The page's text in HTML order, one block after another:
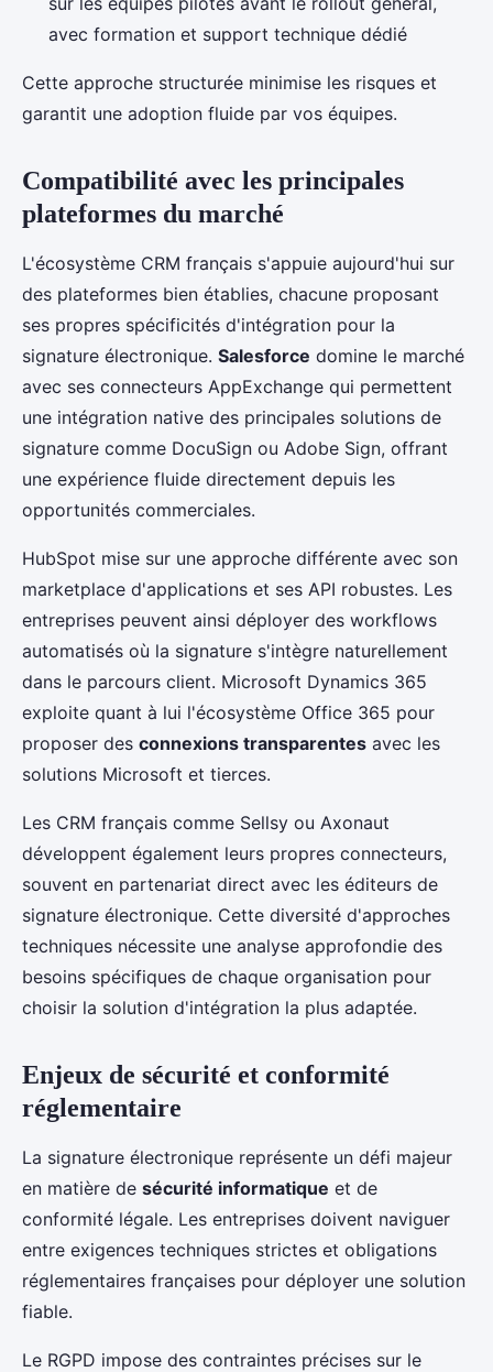
avec formation et support technique dédié
Cette approche structurée minimise les risques et
garantit une adoption fluide par vos équipes.
Compatibilité avec les principales
plateformes du marché
L'écosystème CRM français s'appuie aujourd'hui sur
des plateformes bien établies, chacune proposant
ses propres spécificités d'intégration pour la
signature électronique. Salesforce domine le marché
avec ses connecteurs AppExchange qui permettent
une intégration native des principales solutions de
signature comme DocuSign ou Adobe Sign, offrant
une expérience fluide directement depuis les
opportunités commerciales.
HubSpot mise sur une approche différente avec son
marketplace d'applications et ses API robustes. Les
entreprises peuvent ainsi déployer des workflows
automatisés où la signature s'intègre naturellement
dans le parcours client. Microsoft Dynamics 365
exploite quant à lui l'écosystème Office 365 pour
proposer des connexions transparentes avec les
solutions Microsoft et tierces.
Les CRM français comme Sellsy ou Axonaut
développent également leurs propres connecteurs,
souvent en partenariat direct avec les éditeurs de
signature électronique. Cette diversité d'approches
techniques nécessite une analyse approfondie des
besoins spécifiques de chaque organisation pour
choisir la solution d'intégration la plus adaptée.
Enjeux de sécurité et conformité
réglementaire
La signature électronique représente un défi majeur
en matière de sécurité informatique et de
conformité légale. Les entreprises doivent naviguer
entre exigences techniques strictes et obligations
réglementaires françaises pour déployer une solution
fiable.
Le RGPD impose des contraintes précises sur le